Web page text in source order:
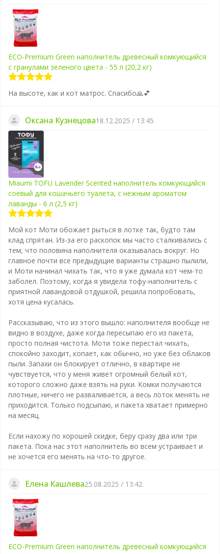
ECO-Premium Green наполнитель древесный комкующийся
с гранулами зеленого цвета - 55 л (20,2 кг)
На высоте, как и кот матрос. Спасибо🙏💕
Оксана Кузнецова18.12.2025 / 13:45
Miaumi TOFU Lavender Scented наполнитель комкующийся
соевый для кошачьего туалета, с нежным ароматом
лаванды - 6 л (2,5 кг)
Мой кот Моти обожает рыться в лотке так, будто там
клад спрятан. Из-за его раскопок мы часто сталкивались с
тем, что половина наполнителя оказывалась вокруг. Но
главное почти все предыдущие варианты страшно пылили,
и Моти начинал чихать так, что я уже думала кот чем-то
заболел. Поэтому, когда я увидела тофу-наполнитель с
приятной лавандовой отдушкой, решила попробовать,
хотя цена кусалась.
Рассказываю, что из этого вышло: наполнителя вообще не
видно в воздухе, даже когда пересыпаю его из пакета,
просто полная чистота. Моти тоже перестал чихать,
спокойно заходит, копает, как обычно, но уже без облаков
пыли. Запахи он блокирует отлично, в квартире не
чувствуется, что у меня живет огромный белый кот,
которого сложно даже взять на руки. Комки получаются
плотные, ничего не разваливается, а весь лоток менять не
приходится. Только подсыпаю, и пакета хватает примерно
на месяц.
Если нахожу по хорошей скидке, беру сразу два или три
пакета. Пока нас этот наполнитель во всем устраивает и
не хочется его менять на что-то другое.
Елена Кашлева25.08.2025 / 13:42
ECO-Premium Green наполнитель древесный комкующийся